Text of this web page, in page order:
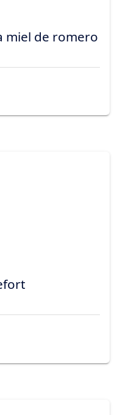
miel de romero